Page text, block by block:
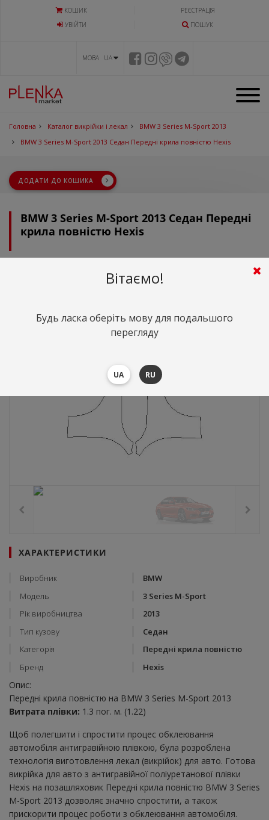
КОШИК
РЕЄСТРАЦІЯ
УВIЙТИ
ПОШУК
МОВА UA
Головна Каталог викрійки і лекал
BMW 3 Series M-Sport 2013
BMW 3 Series M-Sport 2013 Седан Передні крила повністю Hexis
ДОДАТИ ДО КОШИКА
BMW 3 Series M-Sport 2013 Седан Передні
крила повністю Hexis
грн.
ХАРАКТЕРИСТИКИ
Виробник
BMW
Модель
3 Series M-Sport
Рік виробництва
2013
Тип кузову
Седан
Категорія
Передні крила повністю
Бренд
Hexis
Опис:
Передні крила повністю на BMW 3 Series M-Sport 2013
Витрата плівки: 1.3 пог. м. (1.22)
Щоб полегшити і спростити процес обклеювання
автомобіля антигравійною плівкою, була розроблена
технологія виготовлення лекал (викрійок) для авто. Готова
викрійка для авто з антигравійної поліуретанової плівки
Hexis на позашляховик Передні крила повністю BMW 3 Series
M-Sport 2013 дозволяє значно спростити, а також
прискорити процес роботи з обклеювання автомобіля.
Вітаємо!
Будь ласка оберіть мову для подальшого
перегляду
UA RU